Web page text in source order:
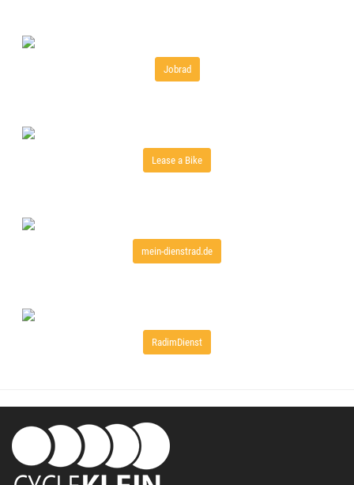
Jobrad
Lease a Bike
mein-dienstrad.de
RadimDienst